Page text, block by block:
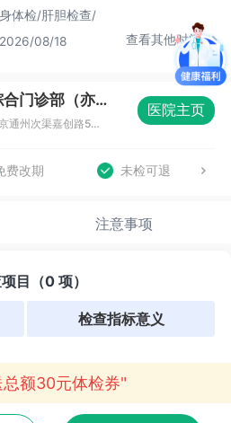
体检/肝胆检查/
08/18 查看其他时间
北京松乔次渠综合门诊部（亦庄店）体检中心
北京通州次渠嘉创路5号新华联科技大厦三层（亦庄店）
医院主页
费改期 未检可退
注意事项
目（0 项）
检查指标意义
额30元体检券"